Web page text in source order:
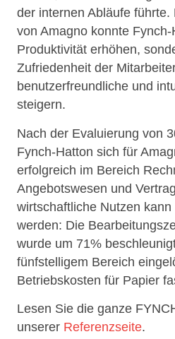
der internen Abläufe führte.
von Amagno konnte
Produktivität erhöhen,
Zufriedenheit der
benutzerfreundliche und
steigern.
Nach der Evaluierung von
Fynch-Hatton sich für
erfolgreich im Bereich
Angebotswesen und
wirtschaftliche Nutzen
werden: Die
wurde um 71%
fünfstelligem Bereich
Betriebskosten für Papier
Lesen Sie die ganze
unserer Referenzseite.